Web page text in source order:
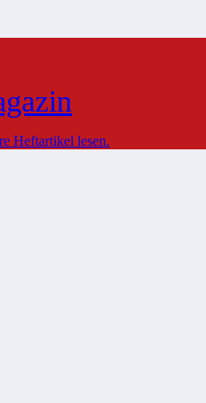
Heftartikel lesen.